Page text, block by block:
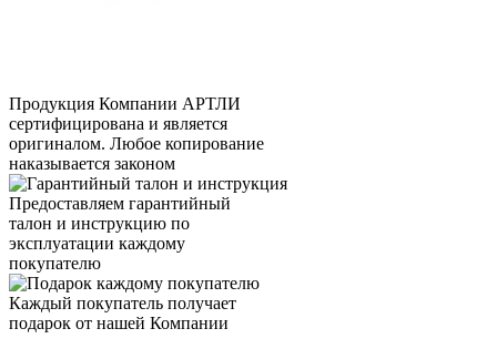
Продукция Компании АРТЛИ
сертифицирована и является
оригиналом. Любое копирование
наказывается законом
Предоставляем гарантийный
талон и инструкцию по
эксплуатации каждому
покупателю
Каждый покупатель получает
подарок от нашей Компании